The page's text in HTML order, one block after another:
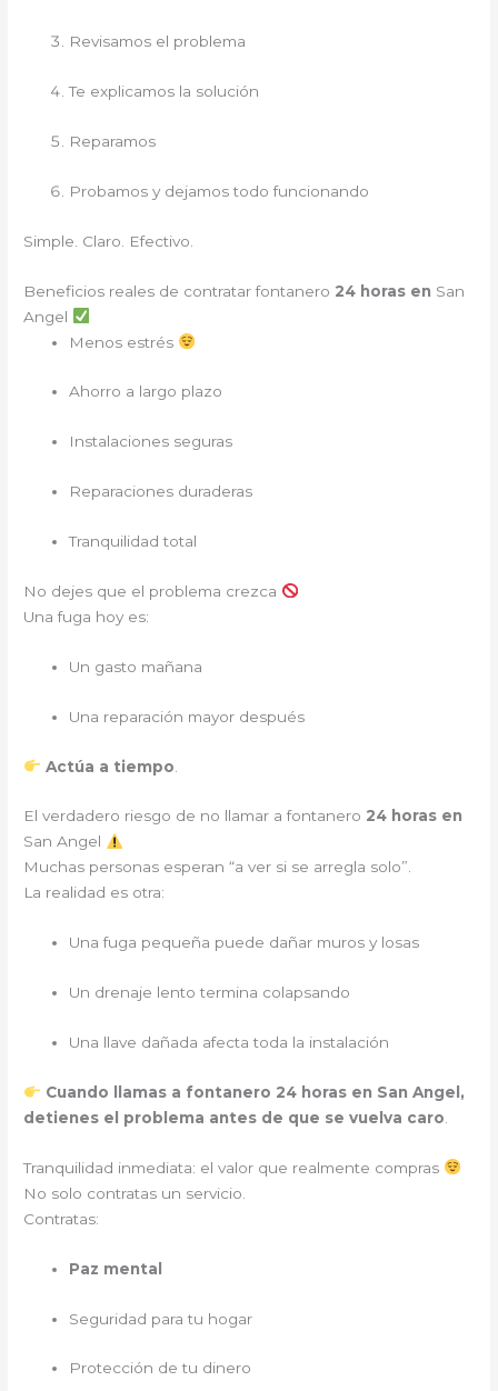
Revisamos el problema
Te explicamos la solución
Reparamos
Probamos y dejamos todo funcionando
Simple. Claro. Efectivo.
Beneficios reales de contratar fontanero 24 horas en San
Angel
Menos estrés
Ahorro a largo plazo
Instalaciones seguras
Reparaciones duraderas
Tranquilidad total
No dejes que el problema crezca
Una fuga hoy es:
Un gasto mañana
Una reparación mayor después
Actúa a tiempo
El verdadero riesgo de no llamar a fontanero 24 horas en
San Angel
Muchas personas esperan “a ver si se arregla solo”.
La realidad es otra:
Una fuga pequeña puede dañar muros y losas
Un drenaje lento termina colapsando
Una llave dañada afecta toda la instalación
Cuando llamas a fontanero 24 horas en San Angel,
detienes el problema antes de que se vuelva caro
Tranquilidad inmediata: el valor que realmente compras
No solo contratas un servicio.
Contratas:
Paz mental
Seguridad para tu hogar
Protección de tu dinero